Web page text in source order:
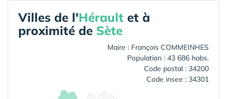
Villes de l'Hérault et à
proximité de Sète
Maire : François COMMEINHES
Population : 43 686 habs.
Code postal : 34200
Code insee : 34301